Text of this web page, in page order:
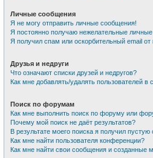
Личные сообщения
Я не могу отправить личные сообщения!
Я постоянно получаю нежелательные
Я получил спам или оскорбительный email от
Друзья и недруги
Что означают списки друзей и недругов?
Как мне добавлять/удалять пользователей в
Поиск по форумам
Как мне выполнить поиск по форуму или
Почему мой поиск не даёт результатов?
В результате моего поиска я получил пустую
Как мне найти пользователя конференции?
Как мне найти свои сообщения и созданные